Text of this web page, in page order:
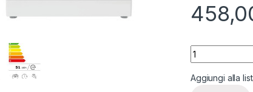
HOTPOINT
Aggiungi alla